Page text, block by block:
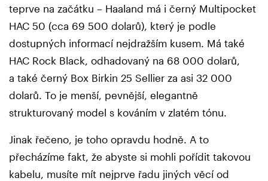
teprve na začátku – Haaland má i černý Multipocket
HAC 50 (cca 69 500 dolarů), který je podle
dostupných informací nejdražším kusem. Má také
HAC Rock Black, odhadovaný na 68 000 dolarů,
a také černý Box Birkin 25 Sellier za asi 32 000
dolarů. To je menší, pevnější, elegantně
strukturovaný model s kováním v zlatém tónu.
Jinak řečeno, je toho opravdu hodně. A to
přecházíme fakt, že abyste si mohli pořídit takovou
kabelu, musíte mít nejprve řadu jiných věcí od